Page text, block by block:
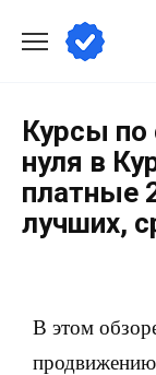
Курсы по
нуля в
платные
лучших,
В этом
продвижению